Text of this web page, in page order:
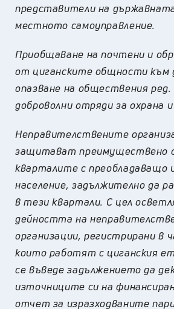
представители на
местното самоуправление.
Приобщаване на почтени и
от циганските общности към
опазване на обществения
доброволни отряди за охрана и
Неправителствените
защитават преимуществено
кварталите с преобладаващо
население, задължително да
в тези квартали. С цел
дейността на
организации, регистрирани в
които работят с циганския
се въведе задължението да
източниците си на
отчет за изразходваните